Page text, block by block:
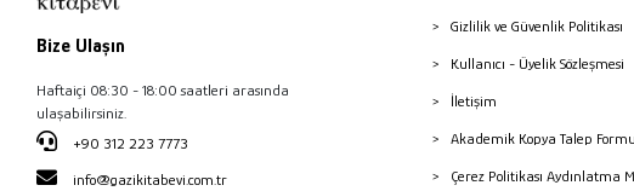
Bize Ulaşın
Haftaiçi 08:30 - 18:00 saatleri arasında
ulaşabilirsiniz.
+90 312 223 7773
info@gazikitabevi.com.tr
Gizlilik ve Güvenlik Politikası
Kullanıcı - Üyelik Sözleşmesi
İletişim
Akademik Kopya Talep Formu
Çerez Politikası Aydınlatma